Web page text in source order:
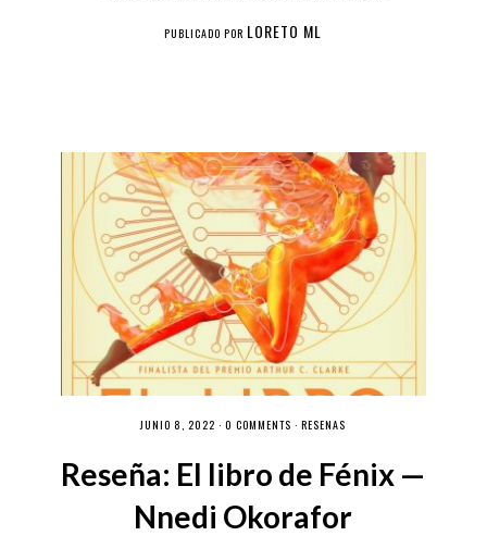
PUBLICADO POR LORETO ML
JUNIO 8, 2022 ·0 COMMENTS ·RESEÑAS
Reseña: El libro de Fénix —
Nnedi Okorafor